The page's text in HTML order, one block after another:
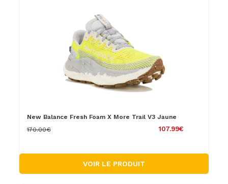
New Balance Fresh Foam X More Trail V3 Jaune
107.99€
170.00€
VOIR LE PRODUIT